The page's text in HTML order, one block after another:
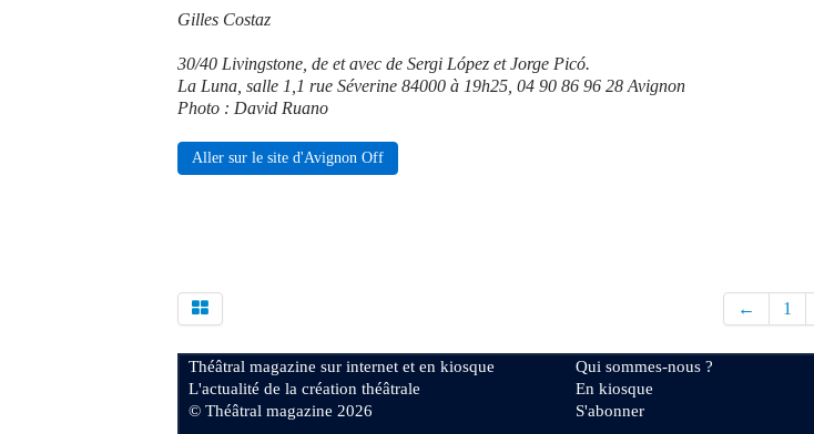
Gilles Costaz
30/40 Livingstone, de et avec de Sergi López et Jorge Picó.
La Luna, salle 1,1 rue Séverine 84000 à 19h25, 04 90 86 96 28 Avignon
Photo : David Ruano
Aller sur le site d'Avignon Off
← 1
Théâtral magazine sur internet et en kiosque
L'actualité de la création théâtrale
© Théâtral magazine 2026
Qui sommes-nous ?
En kiosque
S'abonner